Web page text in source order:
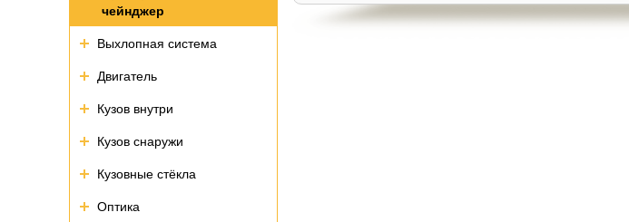
чейнджер
Выхлопная система
Двигатель
Кузов внутри
Кузов снаружи
Кузовные стёкла
Оптика